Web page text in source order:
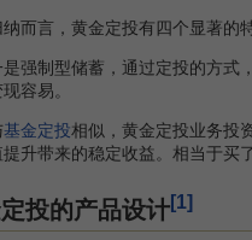
言，黄金定投有四个显著的特
制型储蓄，通过定投的方式，
容易。
基金定投相似，黄金定投业务投
升带来的稳定收益。相当于买
投的产品设计[1]